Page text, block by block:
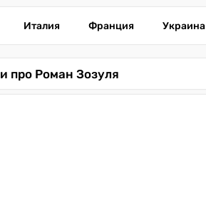
Италия Франция Украина
про Роман Зозуля